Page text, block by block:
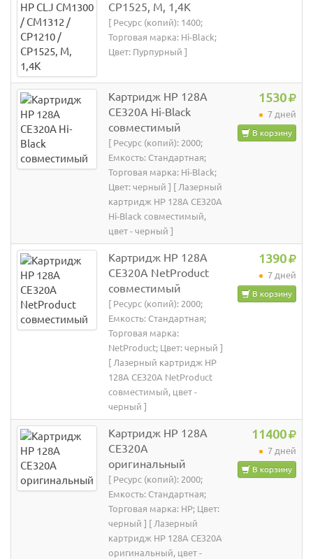
CP1525, M, 1,4K
[ Ресурс (копий): 1400;
Торговая марка: Hi-Black;
Цвет: Пурпурный ]
Картридж HP 128A
CE320A Hi-Black
совместимый
[ Ресурс (копий): 2000;
Емкость: Стандартная;
Торговая марка: Hi-Black;
Цвет: черный ] [ Лазерный
картридж HP 128A CE320A
Hi-Black совместимый,
цвет - черный ]
1530
7 дней
В корзину
Картридж HP 128A
CE320A NetProduct
совместимый
[ Ресурс (копий): 2000;
Емкость: Стандартная;
Торговая марка:
NetProduct; Цвет: черный ]
[ Лазерный картридж HP
128A CE320A NetProduct
совместимый, цвет -
черный ]
1390
7 дней
В корзину
Картридж HP 128A
CE320A
оригинальный
[ Ресурс (копий): 2000;
Емкость: Стандартная;
Торговая марка: HP; Цвет:
черный ] [ Лазерный
картридж HP 128A CE320A
оригинальный, цвет -
11400
7 дней
В корзину